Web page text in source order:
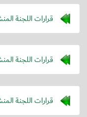
قرارات اللجنة
قرارات اللجنة
قرارات اللجنة